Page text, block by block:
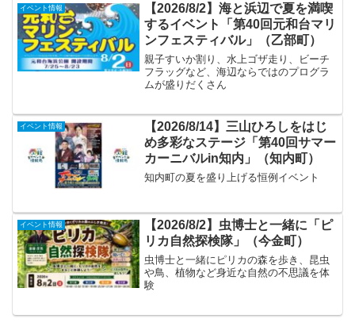
イベント情報
【2026/8/2】海と浜辺で夏を満喫
するイベント「第40回元和台マリ
ンフェスティバル」（乙部町）
親子すいか割り、水上ゴザ走り、ビーチ
フラッグなど、海辺ならではのプログラ
ムが盛りだくさん
イベント情報
【2026/8/14】三山ひろしをはじ
め多彩なステージ「第40回サマー
カーニバルin知内」（知内町）
知内町の夏を盛り上げる恒例イベント
イベント情報
【2026/8/2】虫博士と一緒に「ピ
リカ自然探検隊」（今金町）
虫博士と一緒にピリカの森を歩き、昆虫
や鳥、植物など身近な自然の不思議を体
験